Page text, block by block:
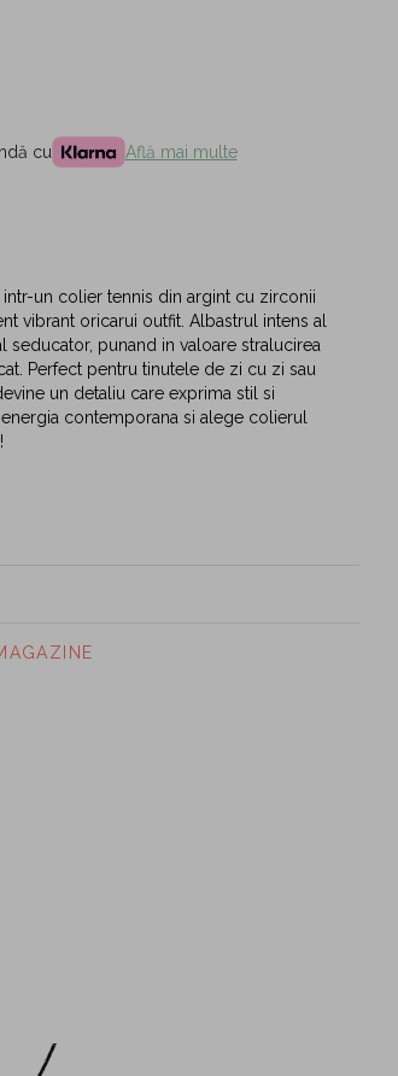
cu Află mai multe
un colier tennis din argint cu zirconii
vibrant oricarui outfit. Albastrul intens al
punand in valoare stralucirea
Perfect pentru tinutele de zi cu zi sau
un detaliu care exprima stil si
contemporana si alege colierul